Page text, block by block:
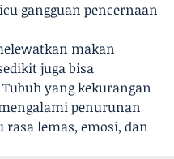
gangguan pencernaan
makan
juga bisa
yang kekurangan
penurunan
rasa lemas, emosi, dan